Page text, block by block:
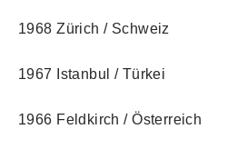
1968 Zürich / Schweiz
1967 Istanbul / Türkei
1966 Feldkirch / Österreich